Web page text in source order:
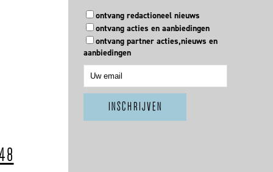
ontvang redactioneel nieuws
ontvang acties en aanbiedingen
ontvang partner acties,nieuws en
aanbiedingen